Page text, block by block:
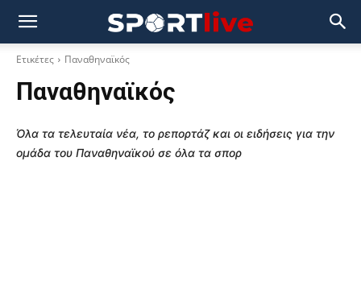
Ετικέτες Παναθηναϊκός
Παναθηναϊκός
Όλα τα τελευταία νέα, το ρεπορτάζ και οι ειδήσεις για την
ομάδα του Παναθηναϊκού σε όλα τα σπορ